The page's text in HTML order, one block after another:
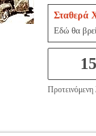
Σταθερά
Εδώ θα
Προτεινόμενη